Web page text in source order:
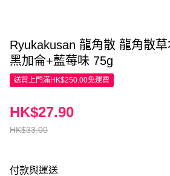
Ryukakusan 龍角散 龍角散
黑加侖+藍莓味 75g
送貨上門滿HK$250.00免運費
HK$33.00
HK$27.90
付款與運送